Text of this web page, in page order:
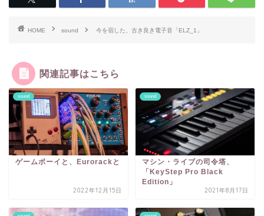
HOME sound 今を宿した、古き良き電子音「ELZ_1」
関連記事はこちら
sound
ゲームボーイと、Eurorackと
2022年12月15日
sound
マシン・ライブの司令塔、
「KeyStep Pro Black
Edition」
2021年8月17日